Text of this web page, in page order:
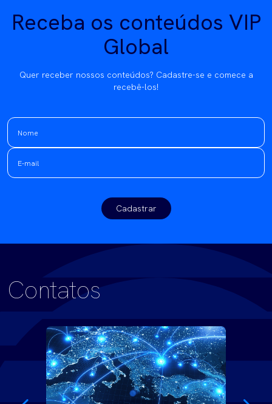
Receba os conteúdos VIP
Global
Quer receber nossos conteúdos? Cadastre-se e comece a
recebê-los!
Cadastrar
Contatos